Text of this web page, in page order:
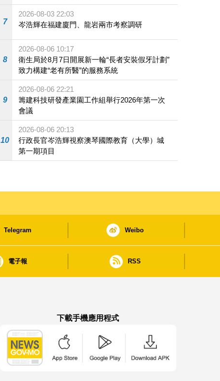
7
2026-08-03 22:03
岑浩輝在福建廈門、龍岩兩市考察調研
8
2026-08-06 10:17
衛生局於8月7日開展新一輪“長者安裝假牙計劃”
致力構建“老有所醫”的服務系統
9
2026-08-06 22:21
籌建科技研發產業園工作組舉行2026年第一次
會議
10
2026-08-06 20:13
行政長官岑浩輝視察澳琴國際教育（大學）城
第一期項目
Telegram Weibo
電子報 RSS
下載手機應用程式